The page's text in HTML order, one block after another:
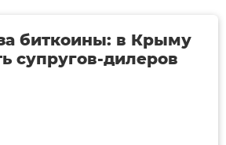
биткоины: в Крыму
супругов-дилеров